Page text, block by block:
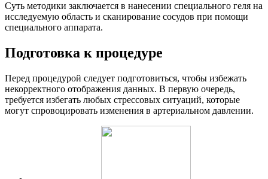
Суть методики заключается в нанесении специального геля на
исследуемую область и сканирование сосудов при помощи
специального аппарата.
Подготовка к процедуре
Перед процедурой следует подготовиться, чтобы избежать
некорректного отображения данных. В первую очередь,
требуется избегать любых стрессовых ситуаций, которые
могут спровоцировать изменения в артериальном давлении.